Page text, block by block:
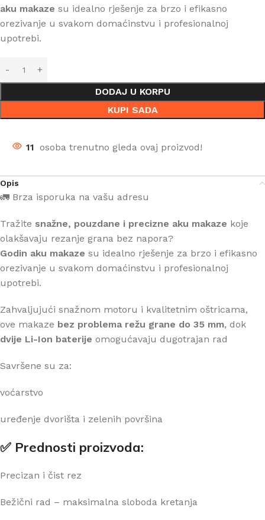
aku makaze su idealno rješenje za brzo i efikasno
orezivanje u svakom domaćinstvu i profesionalnoj
upotrebi.
DODAJ U KORPU
KUPI SADA
11 osoba trenutno gleda ovaj proizvod!
Opis
🚛 Brza isporuka na vašu adresu
Tražite snažne, pouzdane i precizne aku makaze koje
olakšavaju rezanje grana bez napora?
Godin aku makaze su idealno rješenje za brzo i efikasno
orezivanje u svakom domaćinstvu i profesionalnoj
upotrebi.
Zahvaljujući snažnom motoru i kvalitetnim oštricama,
ove makaze bez problema režu grane do 35 mm, dok
dvije Li-Ion baterije omogućavaju dugotrajan rad
Savršene su za:
voćarstvo
uređenje dvorišta i zelenih površina
✅ Prednosti proizvoda:
Precizan i čist rez
Bežični rad – maksimalna sloboda kretanja